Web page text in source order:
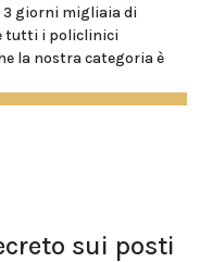
3 giorni migliaia di
tutti i policlinici
la nostra categoria è
sui posti